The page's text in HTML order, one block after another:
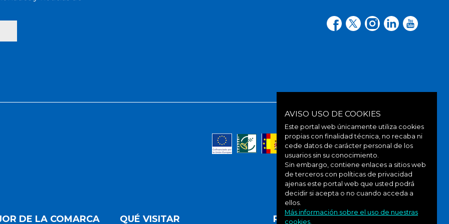
el castillo de
y posesiones,
la zona vive
fijan una
choques
vendida al
santuario como
que la
Colabora:
DE LA COMARCA QUÉ VISITAR RECURSOS MULTIMEDIA
AVISO USO DE COOKIES
Este portal web únicamente utiliza cookies
propias con finalidad técnica, no recaba ni
cede datos de carácter personal de los
usuarios sin su conocimiento.
Sin embargo, contiene enlaces a sitios web
de terceros con políticas de privacidad
ajenas este portal web que usted podrá
decidir si acepta o no cuando acceda a
ellos.
Más información sobre el uso de nuestras
cookies.